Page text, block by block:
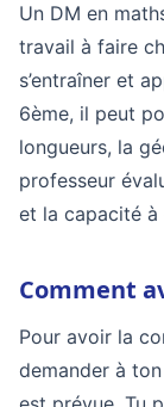
Un DM en
travail à faire
s’entraîner et
6ème, il peut
longueurs, la
professeur
et la capacité à
Comment
Pour avoir la
demander à